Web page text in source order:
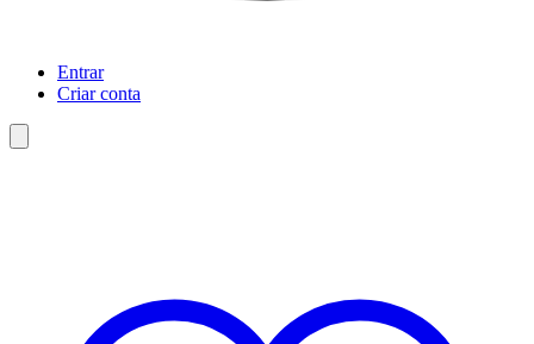
Entrar
Criar conta